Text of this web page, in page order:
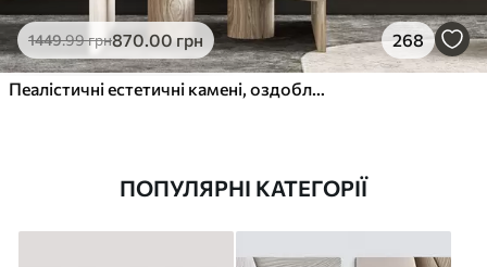
1449.99грн870.00 грн 268
Пеалістичні естетичні камені, оздоблення будинку, природне освітлення
ПОПУЛЯРНІ КАТЕГОРІЇ